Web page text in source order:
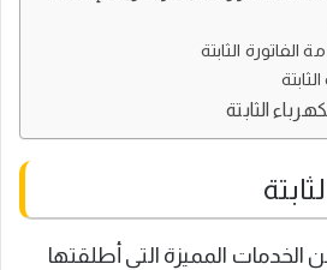
الفاتورة الثابتة
الثابتة
الخدمات المميزة التي أطلقتها